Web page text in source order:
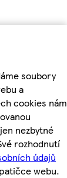
soubory
a
cookies nám
nezbytné
rozhodnutí
údajů
webu.